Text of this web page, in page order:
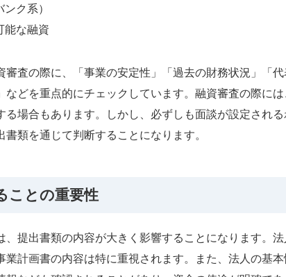
ク系）
能な融資
審査の際に、「事業の安定性」「過去の財務状況」「
などを重点的にチェックしています。融資審査の際に
る場合もあります。しかし、必ずしも面談が設定される
類を通じて判断することになります。
ことの重要性
、提出書類の内容が大きく影響することになります。
業計画書の内容は特に重視されます。また、法人の基